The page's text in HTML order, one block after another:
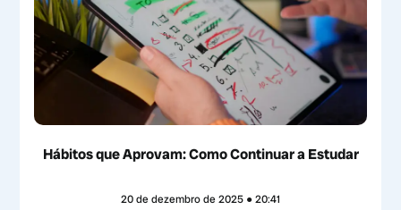
Hábitos que Aprovam: Como Continuar a Estudar
20 de dezembro de 2025 20:41